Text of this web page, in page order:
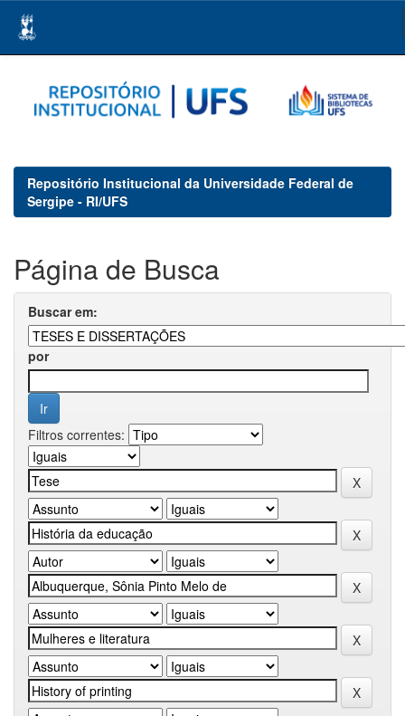
navigation
Repositório Institucional da Universidade Federal de
Sergipe - RI/UFS
Página de Busca
Buscar em:
por
Filtros correntes: